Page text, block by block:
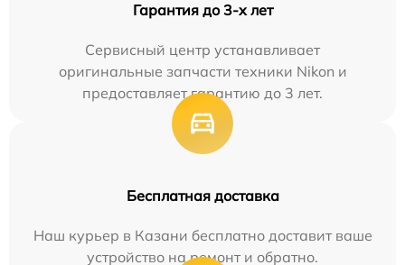
Гарантия до 3-х лет
Сервисный центр устанавливает
оригинальные запчасти техники Nikon и
предоставляет гарантию до 3 лет.
Бесплатная доставка
Наш курьер в Казани бесплатно доставит ваше
устройство на ремонт и обратно.